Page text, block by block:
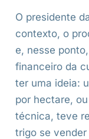
O presidente
contexto, o
e, nesse
financeiro da
ter uma ideia:
por hectare,
técnica, teve
trigo se